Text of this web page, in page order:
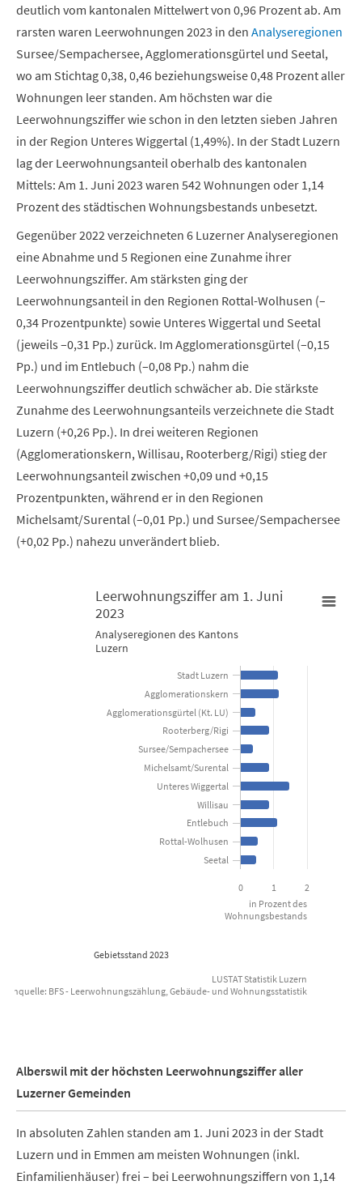
deutlich vom kantonalen Mittelwert von 0,96 Prozent ab. Am
rarsten waren Leerwohnungen 2023 in den Analyseregionen
Sursee/Sempachersee, Agglomerationsgürtel und Seetal,
wo am Stichtag 0,38, 0,46 beziehungsweise 0,48 Prozent aller
Wohnungen leer standen. Am höchsten war die
Leerwohnungsziffer wie schon in den letzten sieben Jahren
in der Region Unteres Wiggertal (1,49%). In der Stadt Luzern
lag der Leerwohnungsanteil oberhalb des kantonalen
Mittels: Am 1. Juni 2023 waren 542 Wohnungen oder 1,14
Prozent des städtischen Wohnungsbestands unbesetzt.
Gegenüber 2022 verzeichneten 6 Luzerner Analyseregionen
eine Abnahme und 5 Regionen eine Zunahme ihrer
Leerwohnungsziffer. Am stärksten ging der
Leerwohnungsanteil in den Regionen Rottal-Wolhusen (–
0,34 Prozentpunkte) sowie Unteres Wiggertal und Seetal
(jeweils –0,31 Pp.) zurück. Im Agglomerationsgürtel (–0,15
Pp.) und im Entlebuch (–0,08 Pp.) nahm die
Leerwohnungsziffer deutlich schwächer ab. Die stärkste
Zunahme des Leerwohnungsanteils verzeichnete die Stadt
Luzern (+0,26 Pp.). In drei weiteren Regionen
(Agglomerationskern, Willisau, Rooterberg/Rigi) stieg der
Leerwohnungsanteil zwischen +0,09 und +0,15
Prozentpunkten, während er in den Regionen
Michelsamt/Surental (–0,01 Pp.) und Sursee/Sempachersee
(+0,02 Pp.) nahezu unverändert blieb.
Leerwohnungsziffer am 1. Juni 2023
Analyseregionen des Kantons Luzern
View as data table, Leerwohnungsziffer am 1. Juni 2023
The chart has 1 X axis displaying categories.
The chart has 1 Y axis displaying in Prozent des
Gebietsstand 2023
in Prozent des
Wohnungsbestands
Leerwohnungsziffer am 1. Juni
2023
Analyseregionen des Kantons
Luzern
0 1 2
Seetal
Rottal-Wolhusen
Entlebuch
Willisau
Unteres Wiggertal
Michelsamt/Surental
Sursee/Sempachersee
Rooterberg/Rigi
Agglomerationsgürtel (Kt. LU)
Agglomerationskern
Stadt Luzern
LUSTAT Statistik Luzern
BFS - Leerwohnungszählung, Gebäude- und Wohnungsstatistik
Alberswil mit der höchsten Leerwohnungsziffer aller
Luzerner Gemeinden
In absoluten Zahlen standen am 1. Juni 2023 in der Stadt
Luzern und in Emmen am meisten Wohnungen (inkl.
Einfamilienhäuser) frei – bei Leerwohnungsziffern von 1,14